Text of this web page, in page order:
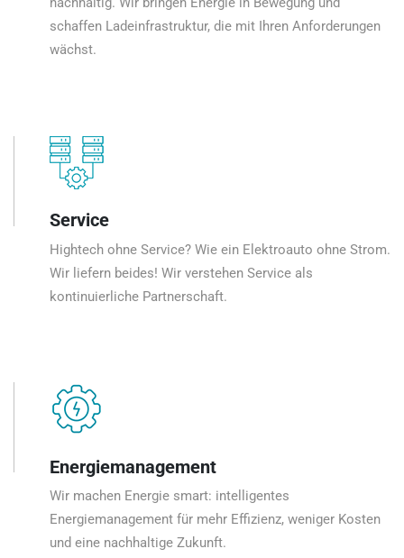
schaffen Ladeinfrastruktur, die mit Ihren Anforderungen
wächst.
Service
Hightech ohne Service? Wie ein Elektroauto ohne Strom.
Wir liefern beides! Wir verstehen Service als
kontinuierliche Partnerschaft.
Energiemanagement
Wir machen Energie smart: intelligentes
Energiemanagement für mehr Effizienz, weniger Kosten
und eine nachhaltige Zukunft.